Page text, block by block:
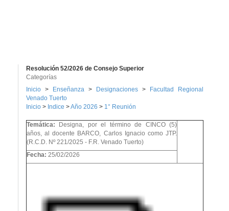
Resolución 52/2026 de Consejo Superior
Categorías
Inicio > Enseñanza > Designaciones >
Facultad Regional
Venado Tuerto
Inicio > Indice >Año 2026 > 1° Reunión
Temática: Designa, por el término de CINCO (5)
años, al docente BARCO, Carlos Ignacio como JTP.
(R.C.D. Nº 221/2025 - F.R. Venado Tuerto)
Fecha: 25/02/2026